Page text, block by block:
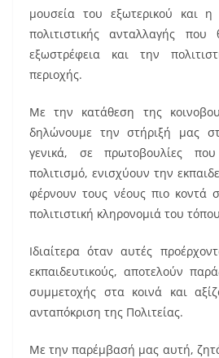
μουσεία του εξωτερικού και
πολιτιστικής ανταλλαγής
εξωστρέφεια και την
περιοχής.
Με την κατάθεση της
δηλώνουμε την στήριξή μας
γενικά, σε πρωτοβουλίες
πολιτισμό, ενισχύουν την
φέρνουν τους νέους πιο κοντά
πολιτιστική κληρονομιά του
Ιδιαίτερα όταν αυτές
εκπαιδευτικούς, αποτελούν
συμμετοχής στα κοινά και
ανταπόκριση της Πολιτείας.
Με την παρέμβασή μας αυτή,